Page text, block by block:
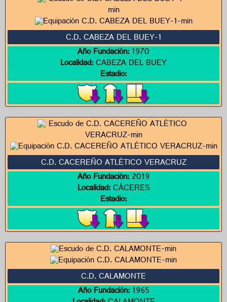
C.D. CABEZA DEL BUEY-1
Año Fundación:1970
Localidad:CABEZA DEL BUEY
Estadio:
C.D. CACEREÑO ATLÉTICO VERACRUZ
Año Fundación:2019
Localidad:CÁCERES
Estadio:
C.D. CALAMONTE
Año Fundación:1965